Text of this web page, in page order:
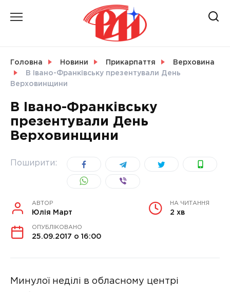
СВІТ
УКРАЇНА
Головна Новини Прикарпаття
Верховина
В Івано-Франківську презентували День
Верховинщини
В Івано-Франківську
презентували День
Верховинщини
Поширити:
АВТОР
Юлія Март
НА ЧИТАННЯ
2 хв
ОПУБЛІКОВАНО
25.09.2017 о 16:00
Минулої неділі в обласному центрі